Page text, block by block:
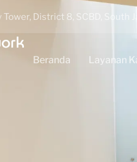
District 8, SCBD, South
Beranda Layanan